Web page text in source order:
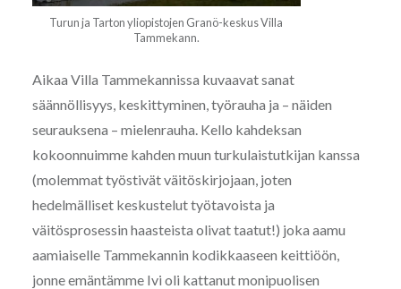
Turun ja Tarton yliopistojen Granö-keskus Villa
Tammekann.
Aikaa Villa Tammekannissa kuvaavat sanat
säännöllisyys, keskittyminen, työrauha ja – näiden
seurauksena – mielenrauha. Kello kahdeksan
kokoonnuimme kahden muun turkulaistutkijan kanssa
(molemmat työstivät väitöskirjojaan, joten
hedelmälliset keskustelut työtavoista ja
väitösprosessin haasteista olivat taatut!) joka aamu
aamiaiselle Tammekannin kodikkaaseen keittiöön,
jonne emäntämme Ivi oli kattanut monipuolisen